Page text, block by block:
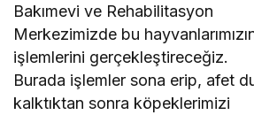
Bakımevi ve Rehabilitasyon
Merkezimizde bu
işlemlerini gerçekleştireceğiz.
Burada işlemler sona erip, afet
kalktıktan sonra köpeklerimizi